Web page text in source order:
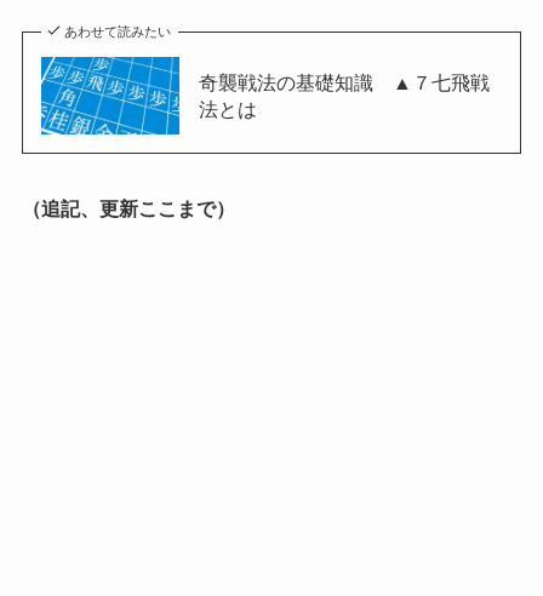
あわせて読みたい
奇襲戦法の基礎知識 ▲７七飛戦
法とは
（追記、更新ここまで）